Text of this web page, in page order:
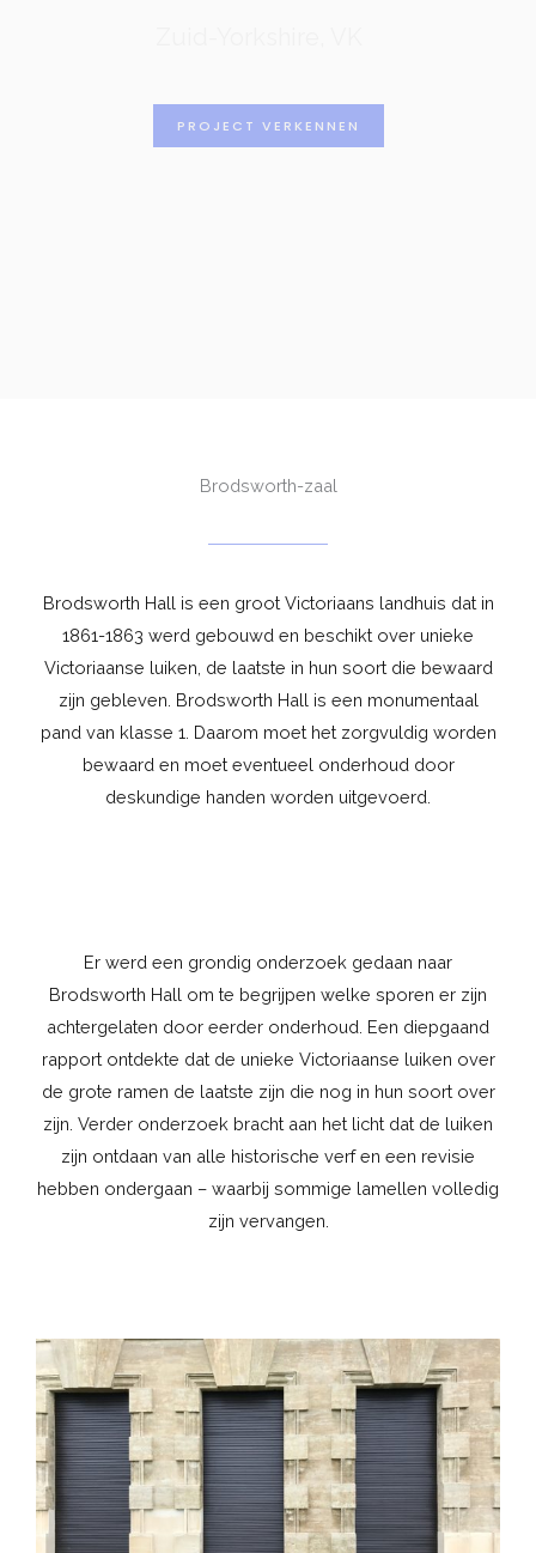
PROJECT VERKENNEN
Brodsworth-zaal
Brodsworth Hall is een groot Victoriaans landhuis dat in
1861-1863 werd gebouwd en beschikt over unieke
Victoriaanse luiken, de laatste in hun soort die bewaard
zijn gebleven. Brodsworth Hall is een monumentaal
pand van klasse 1. Daarom moet het zorgvuldig worden
bewaard en moet eventueel onderhoud door
deskundige handen worden uitgevoerd.
Er werd een grondig onderzoek gedaan naar
Brodsworth Hall om te begrijpen welke sporen er zijn
achtergelaten door eerder onderhoud. Een diepgaand
rapport ontdekte dat de unieke Victoriaanse luiken over
de grote ramen de laatste zijn die nog in hun soort over
zijn. Verder onderzoek bracht aan het licht dat de luiken
zijn ontdaan van alle historische verf en een revisie
hebben ondergaan – waarbij sommige lamellen volledig
zijn vervangen.